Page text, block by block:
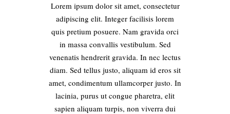
Lorem ipsum dolor sit amet, consectetur
adipiscing elit. Integer facilisis lorem
quis pretium posuere. Nam gravida orci
in massa convallis vestibulum. Sed
venenatis hendrerit gravida. In nec lectus
diam. Sed tellus justo, aliquam id eros sit
amet, condimentum ullamcorper justo. In
lacinia, purus ut congue pharetra, elit
sapien aliquam turpis, non viverra dui